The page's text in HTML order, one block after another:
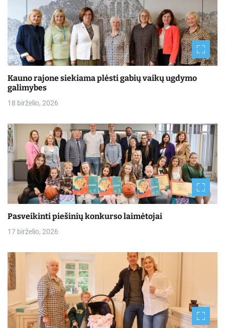
Kauno rajone siekiama plėsti gabių vaikų ugdymo
galimybes
18 birželio, 2026
Pasveikinti piešinių konkurso laimėtojai
17 birželio, 2026